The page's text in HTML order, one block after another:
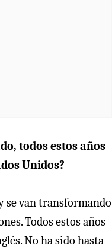
todos estos años
Unidos?
se van transformando
Todos estos años
No ha sido hasta